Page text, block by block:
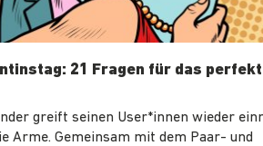
21 Fragen für das
greift seinen User*innen wieder
Arme. Gemeinsam mit dem Paar- und